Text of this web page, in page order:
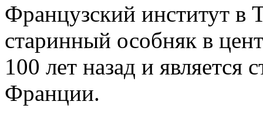
Французский институт
старинный особняк в
100 лет назад и
Франции.